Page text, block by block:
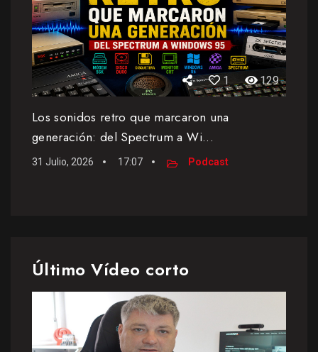
1 129
Los sonidos retro que marcaron una
generación: del Spectrum a Wi...
31 Julio, 2026 17:07 Podcast
Último Vídeo corto